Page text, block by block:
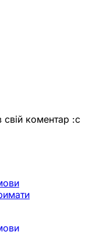
коментар :с